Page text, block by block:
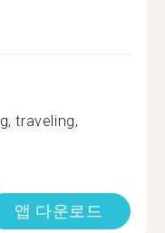
traveling,
앱 다운로드